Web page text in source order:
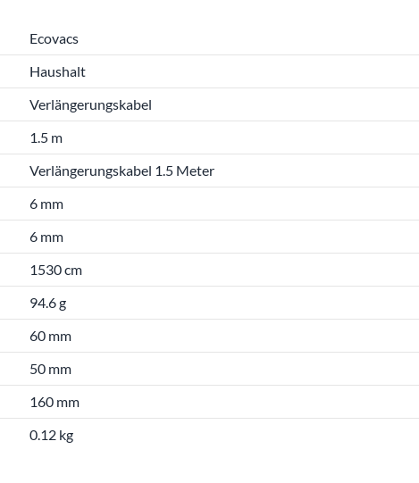
Ecovacs
Haushalt
Verlängerungskabel
1.5 m
Verlängerungskabel 1.5 Meter
6 mm
6 mm
1530 cm
94.6 g
60 mm
50 mm
160 mm
0.12 kg